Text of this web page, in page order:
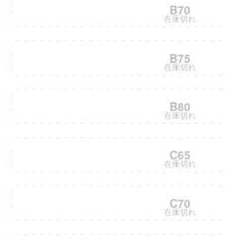
B70
在庫切れ
B75
在庫切れ
B80
在庫切れ
C65
在庫切れ
C70
在庫切れ